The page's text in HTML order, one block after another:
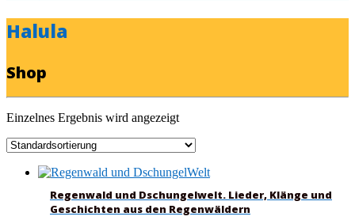
Halula
Shop
Einzelnes Ergebnis wird angezeigt
Regenwald und Dschungelwelt. Lieder, Klänge und
Geschichten aus den Regenwäldern